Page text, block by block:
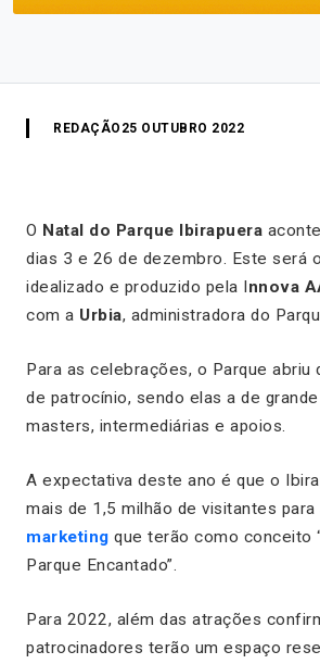
REDAÇÃO 25 OUTUBRO 2022
O Natal do Parque Ibirapuera
dias 3 e 26 de dezembro. Este será
idealizado e produzido pela Innova
com a Urbia, administradora do
Para as celebrações, o Parque
de patrocínio, sendo elas a de
masters, intermediárias e apoios.
A expectativa deste ano é que o
mais de 1,5 milhão de visitantes para
marketing que terão como conceito
Parque Encantado”.
Para 2022, além das atrações
patrocinadores terão um espaço